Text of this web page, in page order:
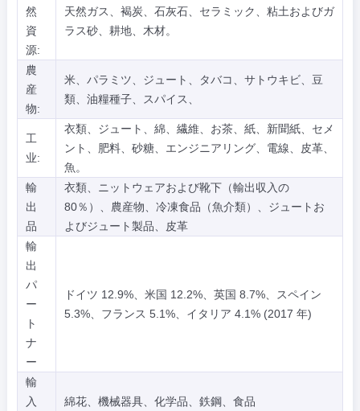
然
資
源:
天然ガス、褐炭、石灰石、セラミック、粘土およびガ
ラス砂、耕地、木材。
農
産
物:
米、パラミツ、ジュート、タバコ、サトウキビ、豆
類、油糧種子、スパイス、
工
业:
衣類、ジュート、綿、繊維、お茶、紙、新聞紙、セメ
ント、肥料、砂糖、エンジニアリング、電線、皮革、
魚。
輸
出
品
衣類、ニットウェアおよび靴下（輸出収入の
80％）、農産物、冷凍食品（魚介類）、ジュートお
よびジュート製品、皮革
輸
出
パ
ー
ト
ナ
ー
ドイツ 12.9%、米国 12.2%、英国 8.7%、スペイン
5.3%、フランス 5.1%、イタリア 4.1% (2017 年)
輸
入
綿花、機械器具、化学品、鉄鋼、食品